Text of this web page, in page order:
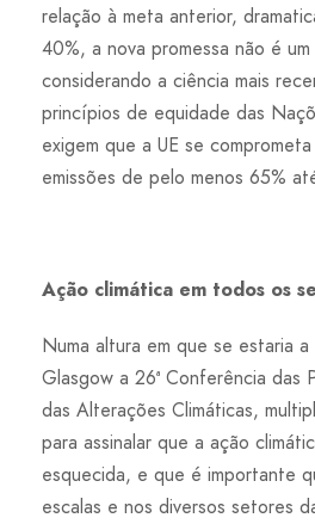
relação à meta anterior,
40%, a nova promessa não é
considerando a ciência mais
princípios de equidade das
exigem que a UE se
emissões de pelo menos 65%
Ação climática em todos os
Numa altura em que se estaria
Glasgow a 26ª Conferência das
das Alterações Climáticas,
para assinalar que a ação
esquecida, e que é importante
escalas e nos diversos setores